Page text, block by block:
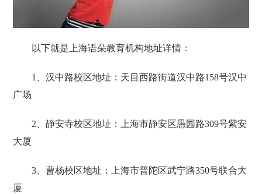
以下就是上海语朵教育机构地址详情：
1、汉中路校区地址：天目西路街道汉中路158号汉中
广场
2、静安寺校区地址：上海市静安区愚园路309号紫安
大厦
3、曹杨校区地址：上海市普陀区武宁路350号联合大
厦